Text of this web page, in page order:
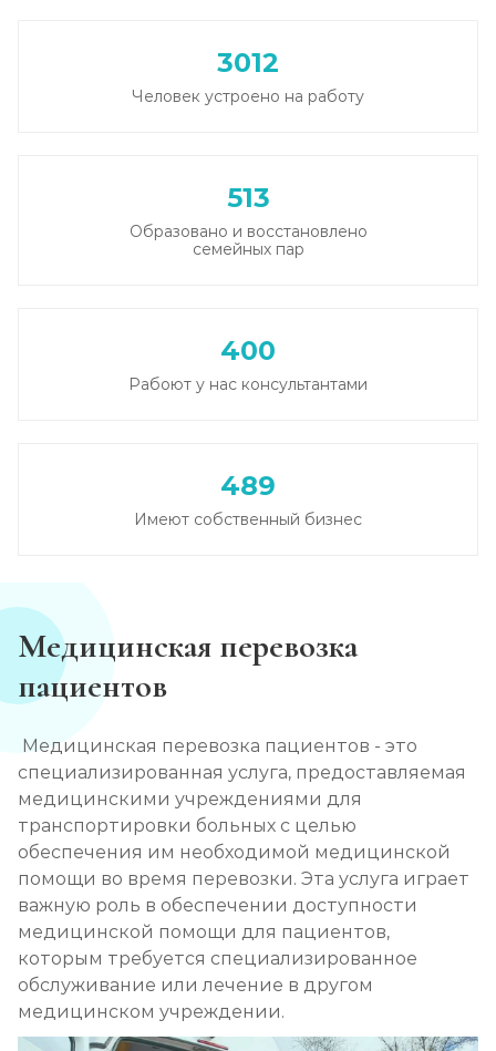
3012
Человек устроено на работу
513
Образовано и восстановлено
семейных пар
400
Рабоют у нас консультантами
489
Имеют собственный бизнес
Медицинская перевозка
пациентов
Медицинская перевозка пациентов - это
специализированная услуга, предоставляемая
медицинскими учреждениями для
транспортировки больных с целью
обеспечения им необходимой медицинской
помощи во время перевозки. Эта услуга играет
важную роль в обеспечении доступности
медицинской помощи для пациентов,
которым требуется специализированное
обслуживание или лечение в другом
медицинском учреждении.